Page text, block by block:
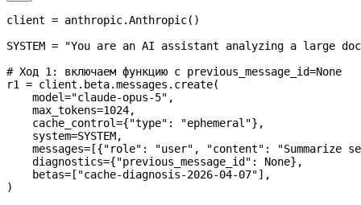
client = anthropic.Anthropic()
SYSTEM = "You are an AI assistant analyzing a large
# Ход 1: включаем функцию с previous_message_id=None
r1 = client.beta.messages.create(
    model
="claude-opus-5" ,
    max_tokens
=1024,
    cache_control
={"type" : "ephemeral"},
    system
=SYSTEM,
    messages
=[{"role" : "user" , "content" :
"Summarize
    diagnostics
={"previous_message_id" : None},
    betas
=[ "cache-diagnosis-2026-04-07"],
)